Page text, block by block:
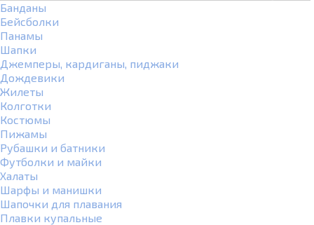
Банданы
Бейсболки
Панамы
Шапки
Джемперы, кардиганы, пиджаки
Дождевики
Жилеты
Колготки
Костюмы
Пижамы
Рубашки и батники
Футболки и майки
Халаты
Шарфы и манишки
Шапочки для плавания
Плавки купальные